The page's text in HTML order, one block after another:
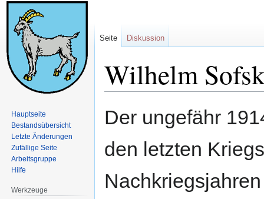
Wilhelm
Navigation
Suche
Der ungefähr
den letzten
Seite Diskussion
Hauptseite
Bestandsübersicht
Letzte Änderungen
Zufällige Seite
Arbeitsgruppe
Hilfe
Werkzeuge